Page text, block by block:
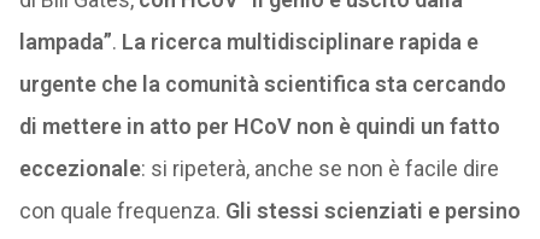
lampada”. La ricerca multidisciplinare rapida e
urgente che la comunità scientifica sta cercando
di mettere in atto per HCoV non è quindi un fatto
eccezionale: si ripeterà, anche se non è facile dire
con quale frequenza. Gli stessi scienziati e persino